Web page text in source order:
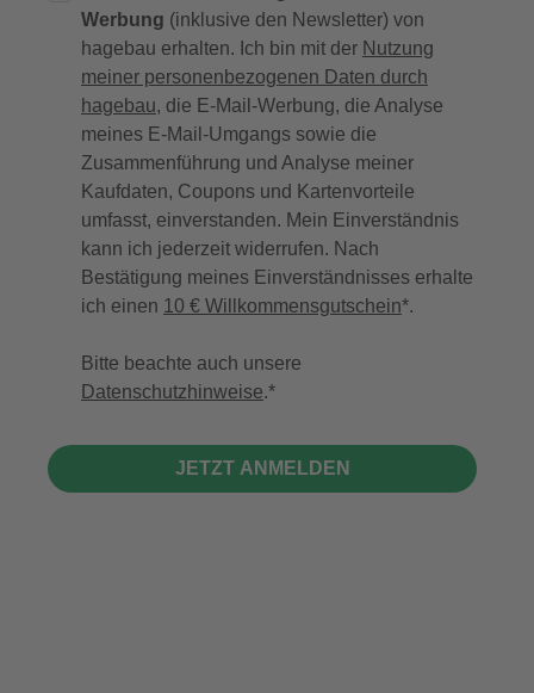
Werbung (inklusive den Newsletter) von
hagebau erhalten. Ich bin mit der Nutzung
meiner personenbezogenen Daten durch
hagebau, die E-Mail-Werbung, die Analyse
meines E-Mail-Umgangs sowie die
Zusammenführung und Analyse meiner
Kaufdaten, Coupons und Kartenvorteile
umfasst, einverstanden. Mein Einverständnis
kann ich jederzeit widerrufen. Nach
Bestätigung meines Einverständnisses erhalte
ich einen 10 € Willkommensgutschein*.
Bitte beachte auch unsere
Datenschutzhinweise.
JETZT ANMELDEN